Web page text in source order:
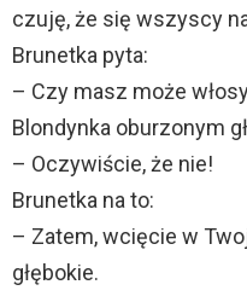
czuję, że się wszyscy
Brunetka pyta:
– Czy masz może
Blondynka oburzonym
– Oczywiście, że nie!
Brunetka na to:
– Zatem, wcięcie w
głębokie.